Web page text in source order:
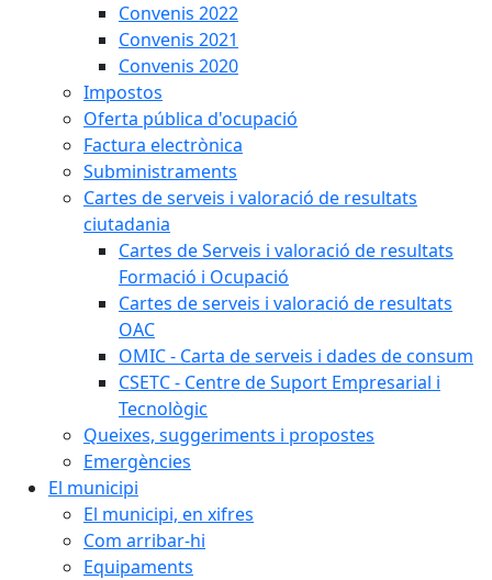
Convenis 2022
Convenis 2021
Convenis 2020
Impostos
Oferta pública d'ocupació
Factura electrònica
Subministraments
Cartes de serveis i valoració de resultats
ciutadania
Cartes de Serveis i valoració de resultats
Formació i Ocupació
Cartes de serveis i valoració de resultats
OAC
OMIC - Carta de serveis i dades de consum
CSETC - Centre de Suport Empresarial i
Tecnològic
Queixes, suggeriments i propostes
Emergències
El municipi
El municipi, en xifres
Com arribar-hi
Equipaments